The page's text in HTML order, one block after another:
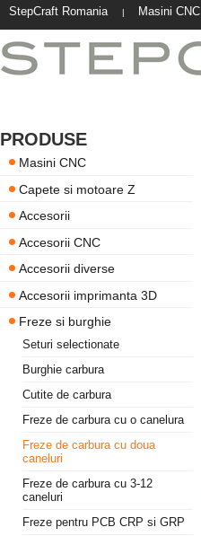
StepCraft Romania | Masini CNC
PRODUSE
Masini CNC
Capete si motoare Z
Accesorii
Accesorii CNC
Accesorii diverse
Accesorii imprimanta 3D
Freze si burghie
Seturi selectionate
Burghie carbura
Cutite de carbura
Freze de carbura cu o canelura
Freze de carbura cu doua
caneluri
Freze de carbura cu 3-12
caneluri
Freze pentru PCB CRP si GRP